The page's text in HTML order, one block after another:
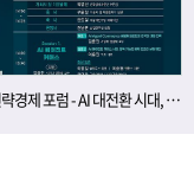
대한민국 전략경제 포럼 - AI 대전환 시대, 대한민국 전략경제의 길